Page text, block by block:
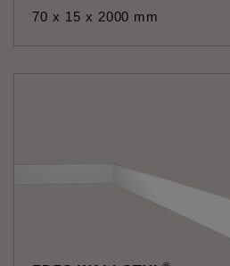
70 x 15 x 2000 mm